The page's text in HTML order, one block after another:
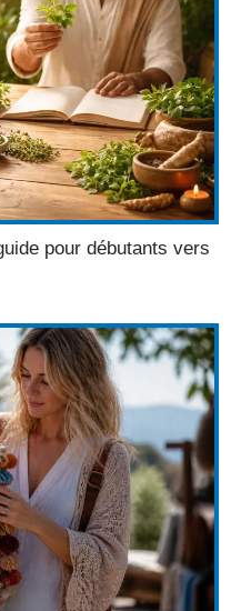
pour débutants vers